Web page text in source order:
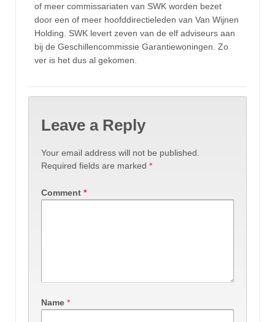
of meer commissariaten van SWK worden bezet
door een of meer hoofddirectieleden van Van Wijnen
Holding. SWK levert zeven van de elf adviseurs aan
bij de Geschillencommissie Garantiewoningen. Zo
ver is het dus al gekomen.
Leave a Reply
Your email address will not be published.
Required fields are marked *
Comment *
Name *